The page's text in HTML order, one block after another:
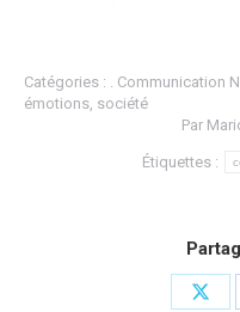
Catégories : . Communication
émotions, société
Par
Étiquettes :